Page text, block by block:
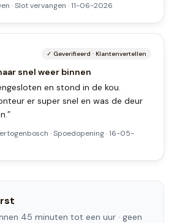
·Slot vervangen ·11-06-2026
✓ Geverifieerd · Klantenvertellen
snel weer binnen
en stond in de kou.
er super snel en was de deur
”
·Spoedopening·16-05-
45 minuten tot een uur · geen